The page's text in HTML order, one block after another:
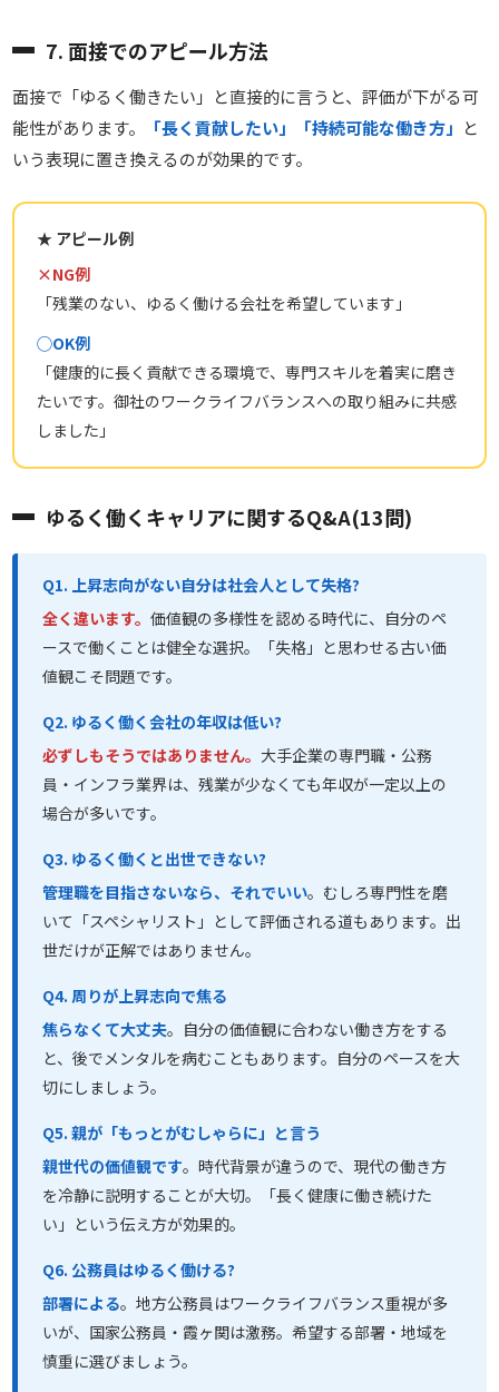
7. 面接でのアピール方法
面接で「ゆるく働きたい」と直接的に言うと、評価が下がる可
能性があります。
「長く貢献したい」「持続可能な働き方」 と
いう表現に置き換えるのが効果的です。
★ アピール例
×NG例
「残業のない、ゆるく働ける会社を希望しています」
◯OK例
「健康的に長く貢献できる環境で、専門スキルを着実に磨き
たいです。御社のワークライフバランスへの取り組みに共感
しました」
ゆるく働くキャリアに関するQ&A(13問)
Q1. 上昇志向がない自分は社会人として失格?
全く違います。価値観の多様性を認める時代に、自分のペ
ースで働くことは健全な選択。「失格」と思わせる古い価
値観こそ問題です。
Q2. ゆるく働く会社の年収は低い?
必ずしもそうではありません。大手企業の専門職・公務
員・インフラ業界は、残業が少なくても年収が一定以上の
場合が多いです。
Q3. ゆるく働くと出世できない?
管理職を目指さないなら、それでいい。むしろ専門性を磨
いて「スペシャリスト」として評価される道もあります。出
世だけが正解ではありません。
Q4. 周りが上昇志向で焦る
焦らなくて大丈夫。自分の価値観に合わない働き方をする
と、後でメンタルを病むこともあります。自分のペースを大
切にしましょう。
Q5. 親が「もっとがむしゃらに」と言う
親世代の価値観です。時代背景が違うので、現代の働き方
を冷静に説明することが大切。「長く健康に働き続けた
い」という伝え方が効果的。
Q6. 公務員はゆるく働ける?
部署による。地方公務員はワークライフバランス重視が多
いが、国家公務員・霞ヶ関は激務。希望する部署・地域を
慎重に選びましょう。